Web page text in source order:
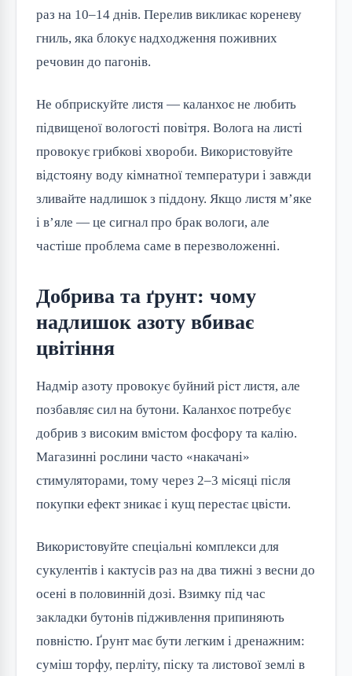
раз на 10–14 днів. Перелив викликає кореневу
гниль, яка блокує надходження поживних
речовин до пагонів.
Не обприскуйте листя — каланхоє не любить
підвищеної вологості повітря. Волога на листі
провокує грибкові хвороби. Використовуйте
відстояну воду кімнатної температури і завжди
зливайте надлишок з піддону. Якщо листя м’яке
і в’яле — це сигнал про брак вологи, але
частіше проблема саме в перезволоженні.
Добрива та ґрунт: чому
надлишок азоту вбиває
цвітіння
Надмір азоту провокує буйний ріст листя, але
позбавляє сил на бутони. Каланхоє потребує
добрив з високим вмістом фосфору та калію.
Магазинні рослини часто «накачані»
стимуляторами, тому через 2–3 місяці після
покупки ефект зникає і кущ перестає цвісти.
Використовуйте спеціальні комплекси для
сукулентів і кактусів раз на два тижні з весни до
осені в половинній дозі. Взимку під час
закладки бутонів підживлення припиняють
повністю. Ґрунт має бути легким і дренажним:
суміш торфу, перліту, піску та листової землі в